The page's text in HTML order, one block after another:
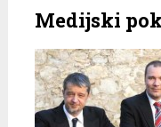
Medijski